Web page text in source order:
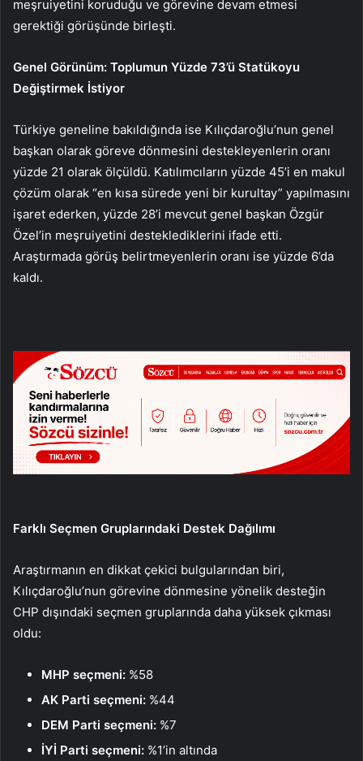
meşruiyetini koruduğu ve görevine devam etmesi
gerektiği görüşünde birleşti.
Genel Görünüm: Toplumun Yüzde 73’ü Statükoyu
Değiştirmek İstiyor
Türkiye geneline bakıldığında ise Kılıçdaroğlu’nun genel
başkan olarak göreve dönmesini destekleyenlerin oranı
yüzde 21 olarak ölçüldü. Katılımcıların yüzde 45’i en makul
çözüm olarak “en kısa sürede yeni bir kurultay” yapılmasını
işaret ederken, yüzde 28’i mevcut genel başkan Özgür
Özel’in meşruiyetini desteklediklerini ifade etti.
Araştırmada görüş belirtmeyenlerin oranı ise yüzde 6’da
kaldı.
Farklı Seçmen Gruplarındaki Destek Dağılımı
Araştırmanın en dikkat çekici bulgularından biri,
Kılıçdaroğlu’nun görevine dönmesine yönelik desteğin
CHP dışındaki seçmen gruplarında daha yüksek çıkması
oldu:
MHP seçmeni: %58
AK Parti seçmeni: %44
DEM Parti seçmeni: %7
İYİ Parti seçmeni: %1’in altında